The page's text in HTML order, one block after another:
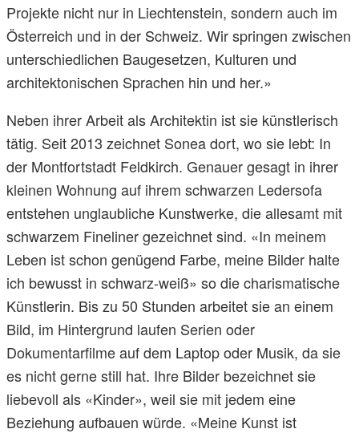
Projekte nicht nur in Liechtenstein, sondern auch im
Österreich und in der Schweiz. Wir springen zwischen
unterschiedlichen Baugesetzen, Kulturen und
architektonischen Sprachen hin und her.»
Neben ihrer Arbeit als Architektin ist sie künstlerisch
tätig. Seit 2013 zeichnet Sonea dort, wo sie lebt: In
der Montfortstadt Feldkirch. Genauer gesagt in ihrer
kleinen Wohnung auf ihrem schwarzen Ledersofa
entstehen unglaubliche Kunstwerke, die allesamt mit
schwarzem Fineliner gezeichnet sind. «In meinem
Leben ist schon genügend Farbe, meine Bilder halte
ich bewusst in schwarz-weiß» so die charismatische
Künstlerin. Bis zu 50 Stunden arbeitet sie an einem
Bild, im Hintergrund laufen Serien oder
Dokumentarfilme auf dem Laptop oder Musik, da sie
es nicht gerne still hat. Ihre Bilder bezeichnet sie
liebevoll als «Kinder», weil sie mit jedem eine
Beziehung aufbauen würde. «Meine Kunst ist